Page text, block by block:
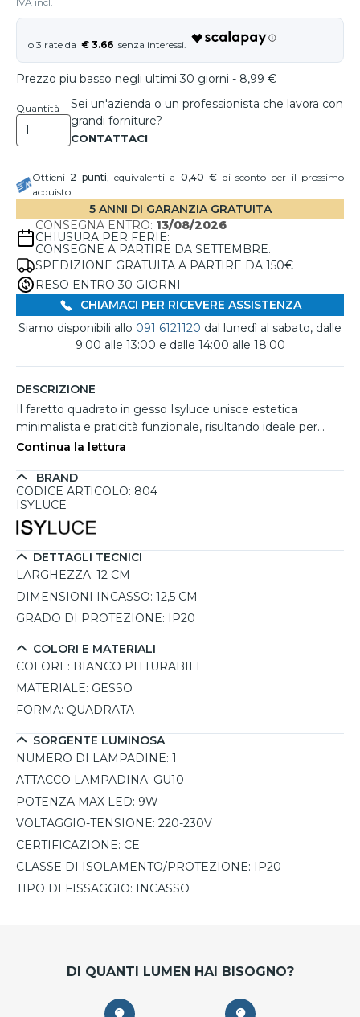
€ 3.66
Prezzo piu basso negli ultimi 30 giorni - 8,99 €
Quantità
Sei un'azienda o un professionista che lavora con
grandi forniture?
Ottieni 2 punti, equivalenti a 0,40 € di sconto per il prossimo
acquisto
5 ANNI DI GARANZIA GRATUITA
CONSEGNA ENTRO: 13/08/2026
CHIUSURA PER FERIE:
CONSEGNE A PARTIRE DA SETTEMBRE.
SPEDIZIONE GRATUITA A PARTIRE DA 150€
RESO ENTRO 30 GIORNI
CHIAMACI PER RICEVERE ASSISTENZA
Siamo disponibili allo 091 6121120 dal lunedì al sabato, dalle
9:00 alle 13:00 e dalle 14:00 alle 18:00
DESCRIZIONE
Il faretto quadrato in gesso Isyluce unisce estetica
minimalista e praticità funzionale, risultando ideale per
ambienti interni sia residenziali che commerciali.
adattarsi a ogni stile decorativo. Il portalampada GU10,
certificato secondo le normative italiane, garantisce
resa possibile grazie al sistema che protegge il faretto
durante la stuccatura. La molla in plastica trasparente offre
un fissaggio stabile della lampadina, mantenendo
Continua la lettura
BRAND
CODICE ARTICOLO: 804
ISYLUCE
DETTAGLI TECNICI
LARGHEZZA: 12 CM
DIMENSIONI INCASSO: 12,5 CM
GRADO DI PROTEZIONE: IP20
COLORI E MATERIALI
COLORE: BIANCO PITTURABILE
MATERIALE: GESSO
FORMA: QUADRATA
SORGENTE LUMINOSA
NUMERO DI LAMPADINE: 1
ATTACCO LAMPADINA: GU10
POTENZA MAX LED: 9W
VOLTAGGIO-TENSIONE: 220-230V
CERTIFICAZIONE: CE
CLASSE DI ISOLAMENTO/PROTEZIONE: IP20
TIPO DI FISSAGGIO: INCASSO
DI QUANTI LUMEN HAI BISOGNO?